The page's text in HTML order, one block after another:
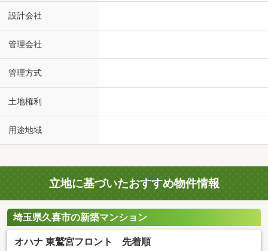
設計会社
管理会社
管理方式
土地権利
用途地域
立地に基づいたおすすめ物件情報
埼玉県久喜市の新築マンション
オハナ 東鷲宮フロント 先着順